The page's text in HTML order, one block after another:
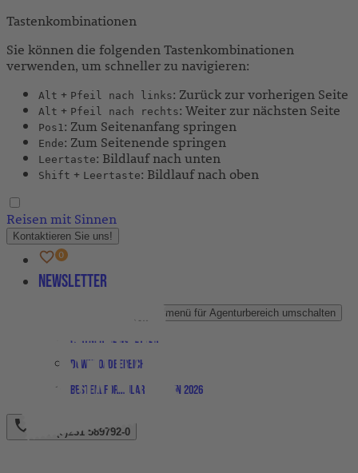
Tastenkombinationen
Sie können die folgenden Tastenkombinationen
verwenden, um schneller zu navigieren:
Alt + Pfeil nach links: Zurück zur vorherigen Seite
Alt + Pfeil nach rechts: Weiter zur nächsten Seite
Pos1: Zum Seitenanfang springen
Ende: Zum Seitenende springen
Leertaste: Bildlauf nach unten
Shift + Leertaste: Bildlauf nach oben
Reisen mit Sinnen
Kontaktieren Sie uns!
Newsletter
Untermenü für Agenturbereich umschalten
Downloadbereich
Bestellformular Magazin 2026
+49 (0)231 589792-0